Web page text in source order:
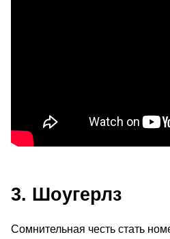
3. Шоугерлз
Сомнительная честь стать